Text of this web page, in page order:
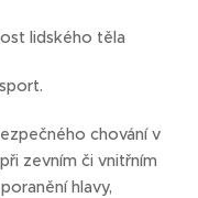
lidského těla
chování v
zevním či vnitřním
hlavy,